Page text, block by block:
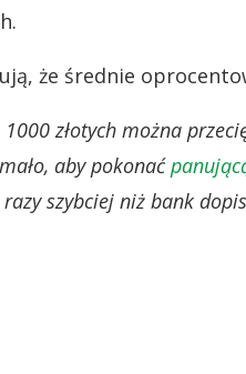
że średnie
złotych można
aby pokonać
szybciej niż bank